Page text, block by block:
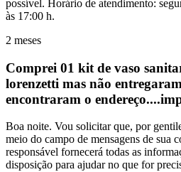
possível. Horário de atendimento:
às 17:00 h.
2 meses
Comprei 01 kit de vaso
lorenzetti mas não
encontraram o
Boa noite. Vou solicitar que, por
meio do campo de mensagens de sua
responsável fornecerá todas as
disposição para ajudar no que for